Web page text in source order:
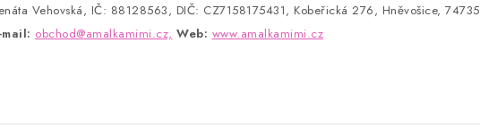
Vehovská, IČ: 88128563, DIČ: CZ7158175431, Kobeřická 276, Hněvošice, 74735
obchod@amalkamimi.cz, Web: www.amalkamimi.cz